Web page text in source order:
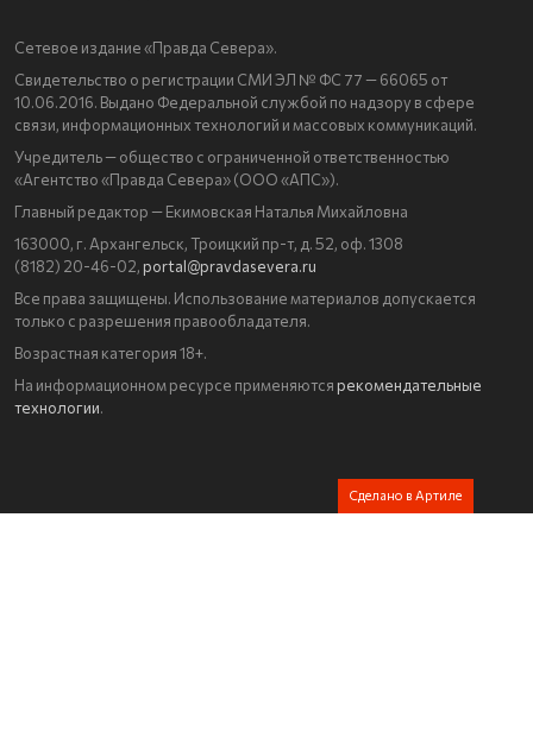
Сетевое издание «Правда Севера».
Свидетельство о регистрации СМИ ЭЛ № ФС 77 — 66065 от
10.06.2016. Выдано Федеральной службой по надзору в сфере
связи, информационных технологий и массовых коммуникаций.
Учредитель — общество с ограниченной ответственностью
«Агентство «Правда Севера» (ООО «АПС»).
Главный редактор — Екимовская Наталья Михайловна
163000, г. Архангельск, Троицкий пр-т, д. 52, оф. 1308
(8182) 20-46-02, portal@pravdasevera.ru
Все права защищены. Использование материалов допускается
только с разрешения правообладателя.
Возрастная категория 18+.
На информационном ресурсе применяются рекомендательные
технологии.
Сделано в Артиле